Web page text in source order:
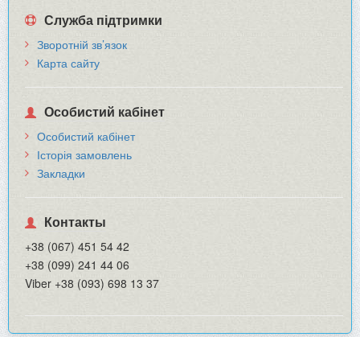
Служба підтримки
Зворотній зв’язок
Карта сайту
Особистий кабінет
Особистий кабінет
Історія замовлень
Закладки
Контакты
+38 (067) 451 54 42
+38 (099) 241 44 06
Viber +38 (093) 698 13 37